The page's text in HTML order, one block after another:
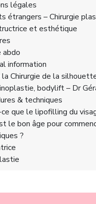
légales
étrangers – Chirurgie
et esthétique
abdo
information
Chirurgie de la
bodylift – Dr
& techniques
ce que le lipofilling du
le bon âge pour
?